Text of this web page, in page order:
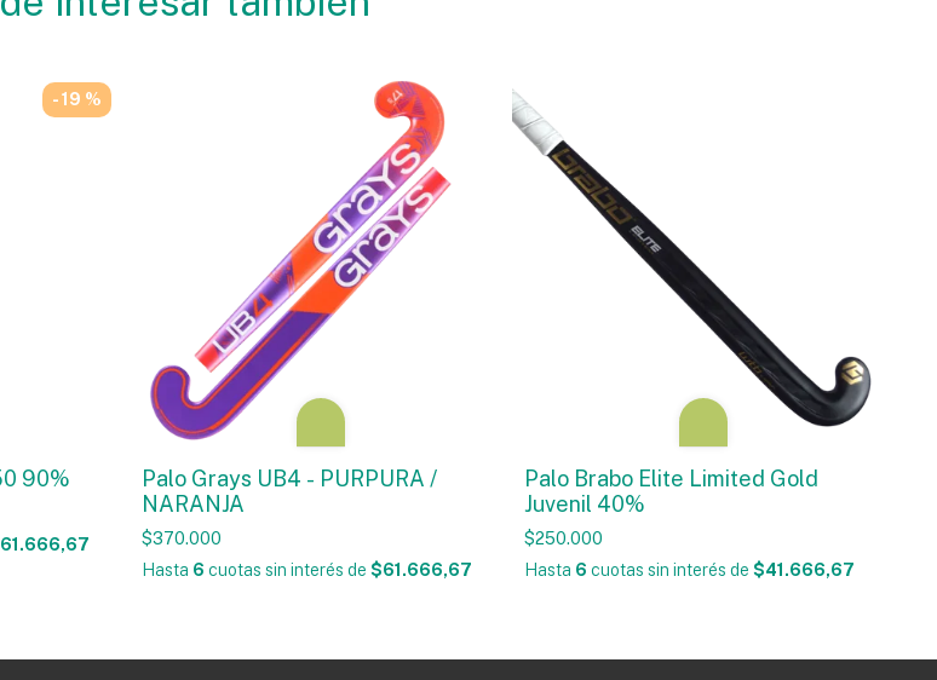
- 19 %
90%
Palo Grays UB4 - PURPURA /
NARANJA
$370.000
Hasta 6 cuotas sin interés de $61.666,67
Palo Brabo Elite Limited Gold
Juvenil 40%
$250.000
Hasta 6 cuotas sin interés de $41.666,67